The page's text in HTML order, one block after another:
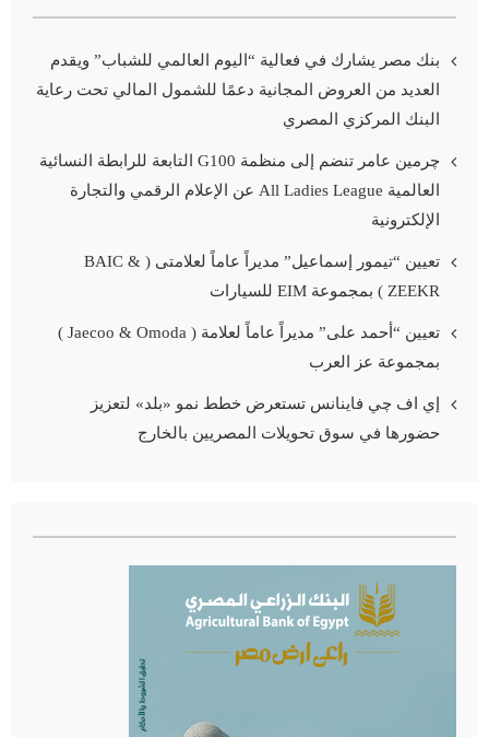
بنك مصر يشارك في فعالية “اليوم العالمي للشباب” ويقدم
العديد من العروض المجانية دعمًا للشمول المالي تحت رعاية
البنك المركزي المصري
چرمين عامر تنضم إلى منظمة G100 التابعة للرابطة النسائية
العالمية All Ladies League عن الإعلام الرقمي والتجارة
الإلكترونية
تعيين “تيمور إسماعيل” مديراً عاماً لعلامتى ( BAIC &
ZEEKR ) بمجموعة EIM للسيارات
تعيين “أحمد على” مديراً عاماً لعلامة ( Jaecoo & Omoda )
بمجموعة عز العرب
إي اف چي فاينانس تستعرض خطط نمو «بلد» لتعزيز
حضورها في سوق تحويلات المصريين بالخارج